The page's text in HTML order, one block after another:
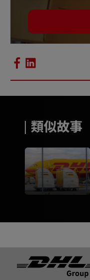
類似故事